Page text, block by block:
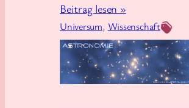
e
f
r
o
Universum, Wissenschaft
Beitrag lesen »:
A
s
t
r